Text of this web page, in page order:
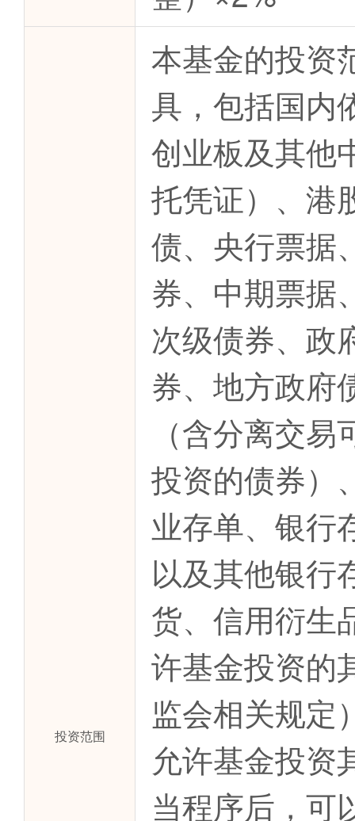
投资范围
本基金的投资
具，包括国内
创业板及其他
托凭证）、港
债、央行票据
券、中期票据
次级债券、政
券、地方政府
（含分离交
投资的债券）
业存单、银行
以及其他银行
货、信用衍生
许基金投资的
监会相关规定
允许基金投资
当程序后，可